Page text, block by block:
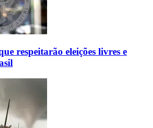
respeitarão eleições livres e